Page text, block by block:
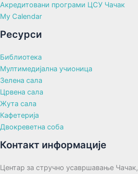
Акредитовани програми ЦСУ Чачак
My Calendar
Ресурси
Библиотека
Мултимедијална учионица
Зелена сала
Црвена сала
Жута сала
Кафетерија
Двокреветна соба
Контакт информације
Центар за стручно усавршавање Чачак,